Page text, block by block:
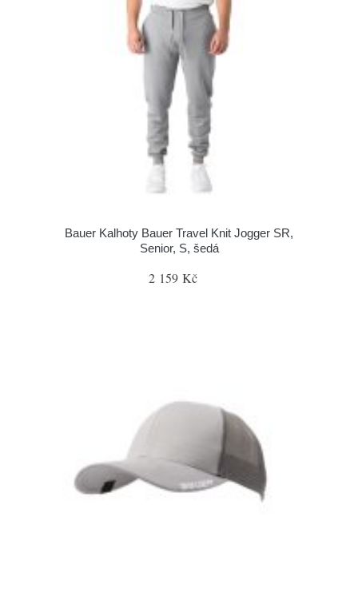
Bauer Kalhoty Bauer Travel Knit Jogger SR,
Senior, S, šedá
2 159 Kč